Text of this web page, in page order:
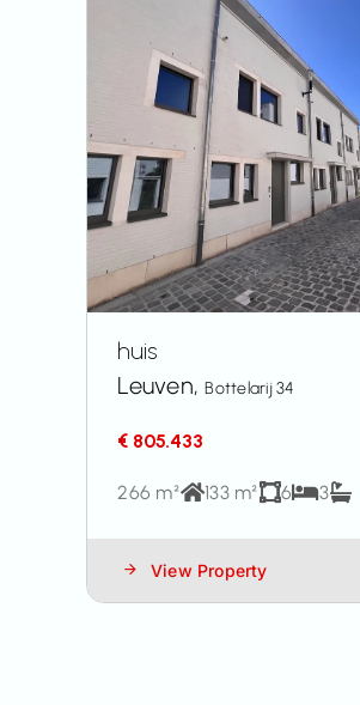
huis
Leuven,Bottelarij 34
€ 805.433
266 m² 133 m² 6 3
View Property